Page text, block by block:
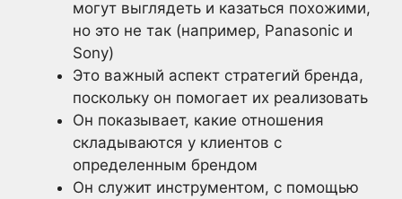
могут выглядеть и казаться похожими,
но это не так (например, Panasonic и
Sony)
Это важный аспект стратегий бренда,
поскольку он помогает их реализовать
Он показывает, какие отношения
складываются у клиентов с
определенным брендом
Он служит инструментом, с помощью